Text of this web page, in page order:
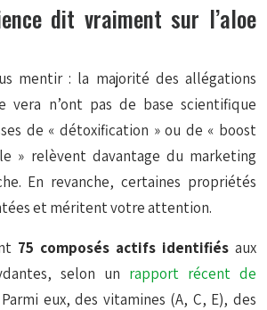
dit vraiment sur l’aloe
mentir : la majorité des allégations
vera n’ont pas de base scientifique
de « détoxification » ou de « boost
» relèvent davantage du marketing
En revanche, certaines propriétés
et méritent votre attention.
75 composés actifs identifiés aux
selon un rapport récent de
eux, des vitamines (A, C, E), des